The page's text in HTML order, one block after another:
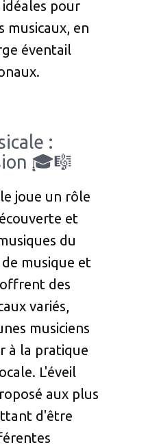
idéales pour
musicaux, en
éventail
:
🎓🎼
joue un rôle
et
du
musique et
des
variés,
musiciens
à la pratique
L'éveil
aux plus
d'être